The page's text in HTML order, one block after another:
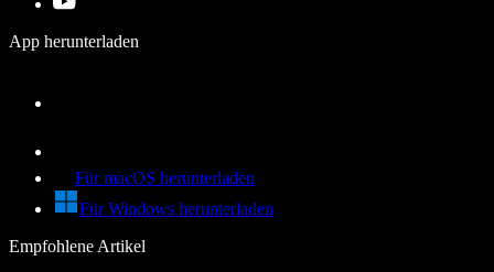
App herunterladen
Für macOS herunterladen
Für Windows herunterladen
Empfohlene Artikel